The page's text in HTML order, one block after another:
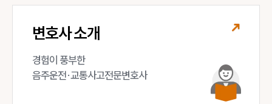
변호사 소개
경험이 풍부한
음주운전·교통사고전문변호사